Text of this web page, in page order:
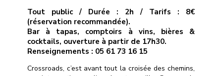
Tout public / Durée : 2h / Tarifs : 8€
(réservation recommandée).
Bar à tapas, comptoirs à vins, bières &
cocktails, ouverture à partir de 17h30.
Renseignements : 05 61 73 16 15
Crossroads, c’est avant tout la croisée des chemins,